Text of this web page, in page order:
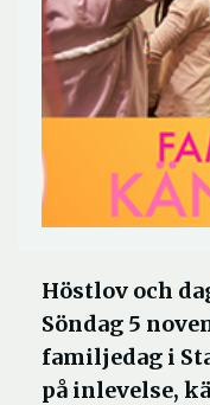
Höstlov och
Söndag 5
familjedag i
på inlevelse,